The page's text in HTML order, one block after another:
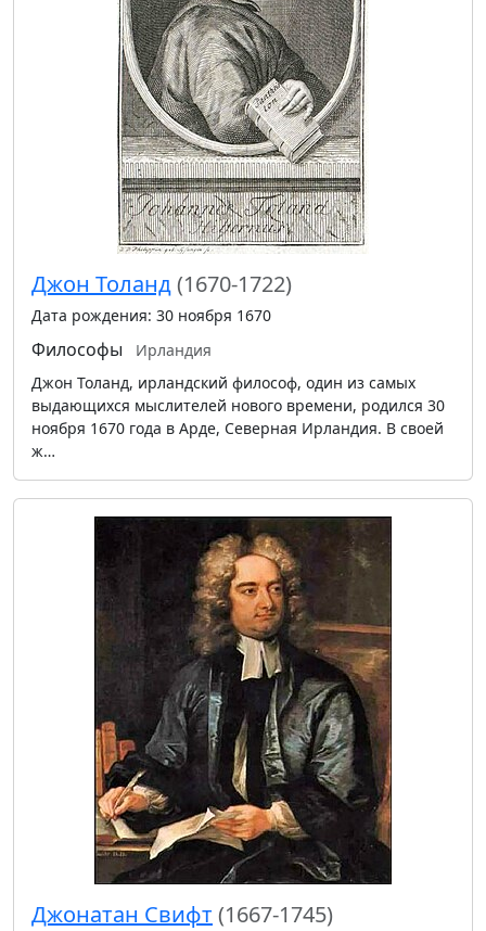
Джон Толанд(1670-1722)
Дата рождения: 30 ноября 1670
Философы
Ирландия
Джон Толанд, ирландский философ, один из самых
выдающихся мыслителей нового времени, родился 30
ноября 1670 года в Арде, Северная Ирландия. В своей
ж…
Джонатан Свифт (1667-1745)